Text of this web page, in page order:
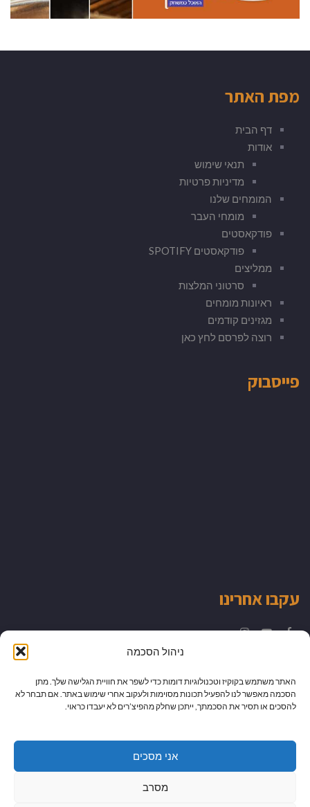
ניהול הסכמה
האתר משתמש בקוקיז וטכנולוגיות דומות כדי לשפר את חוויית הגלישה שלך. מתן
הסכמה מאפשר לנו להפעיל תכונות מסוימות ולעקוב אחרי שימוש באתר. אם תבחר לא
להסכים או תסיר את הסכמתך, ייתכן שחלק מהפיצ’רים לא יעבדו כראוי.
אני מסכים
מסרב
מפת האתר
דף הבית
אודות
תנאי שימוש
מדיניות פרטיות
המומחים שלנו
מומחי העבר
פודקאסטים
פודקאסטים SPOTIFY
ממליצים
סרטוני המלצות
ראיונות מומחים
מגזינים קודמים
רוצה לפרסם לחץ כאן
פייסבוק
עקבו אחרינו